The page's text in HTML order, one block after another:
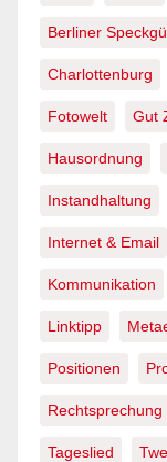
Berliner
Charlottenburg
Fotowelt Gut
Hausordnung
Instandhaltung
Internet & Email
Kommunikation
Linktipp
Positionen
Rechtsprechung
Tageslied